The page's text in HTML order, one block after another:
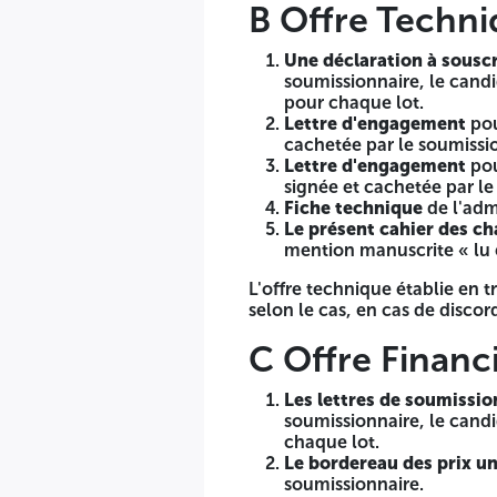
pour le délai de garantie par lot
de l'administration approuvée pour
Le présent cahier des charges dument renseigné et
L'offre technique établie en trois (03) exemplaires, tout
C Offre Financière
(selon le modèle joint en
doit présenter une lettre de soumission pour chaque
Le bordereau des prix unitaires(B P U) rempli (en
(D Q E), rempli,
L'offre financière établie en trois (03) exemplaires, tout
Le dossier de candidature, l'offre technique et l'offre
Ces enveloppes sont mises dans une autre enveloppe
A N'OUVRIR QUE PAR LA COMMISSION D'OUVERTURE
B Offre
Une déclaration à
soumissionnaire, le
pour chaque lot.
Lettre d'engagement
cachetée par le
Lettre d'engagement
signée et cachetée par
Fiche technique de
Le présent cahier des
mention manuscrite « lu
L'offre technique établie en
selon le cas, en cas de
C Offre
Les lettres de
soumissionnaire, le
chaque lot.
Le bordereau des prix
soumissionnaire.